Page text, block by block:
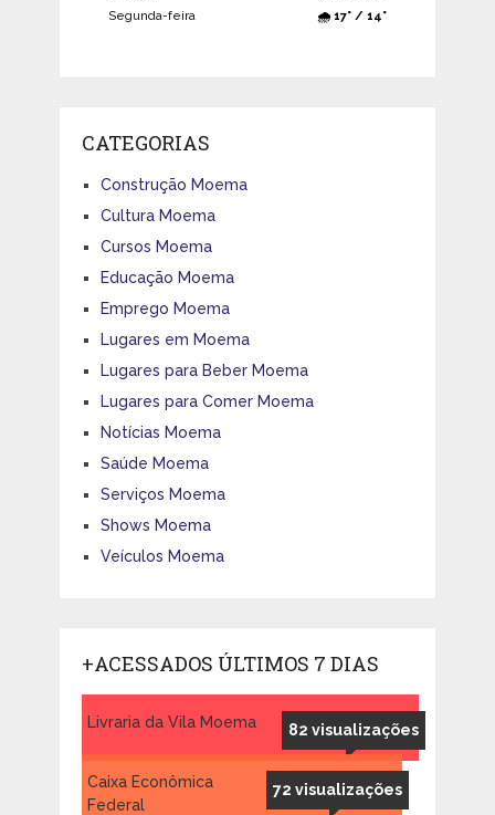
Segunda-feira
🌧️ 17° / 14°
CATEGORIAS
Construção Moema
Cultura Moema
Cursos Moema
Educação Moema
Emprego Moema
Lugares em Moema
Lugares para Beber Moema
Lugares para Comer Moema
Notícias Moema
Saúde Moema
Serviços Moema
Shows Moema
Veículos Moema
+ACESSADOS ÚLTIMOS 7 DIAS
82 visualizações
Livraria da Vila Moema
72 visualizações
Caixa Econômica
Federal